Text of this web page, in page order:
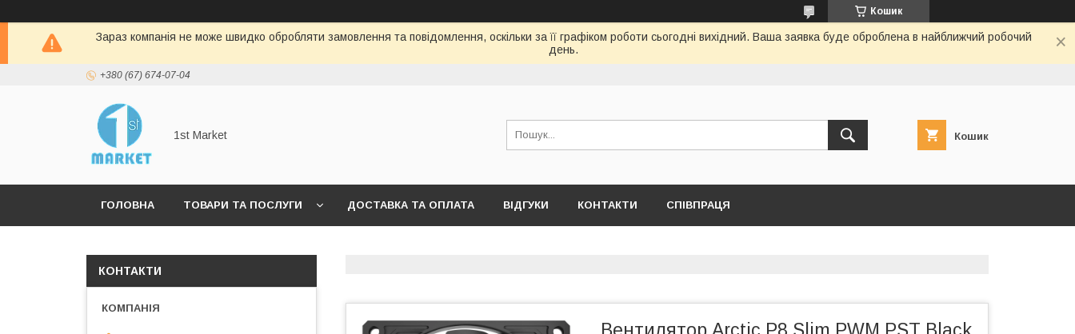
Кошик
Зараз компанія не може швидко обробляти замовлення та повідомлення, оскільки за її графіком роботи сьогодні вихідний. Ваша заявка буде оброблена в найближчий робочий
день.
+380 (67) 674-07-04
1st Market Кошик
ГОЛОВНА ТОВАРИ ТА ПОСЛУГИ ДОСТАВКА ТА ОПЛАТА ВІДГУКИ КОНТАКТИ СПІВПРАЦЯ
КОНТАКТИ